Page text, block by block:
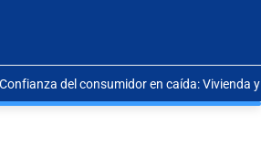
Confianza del consumidor en caída: Vivienda